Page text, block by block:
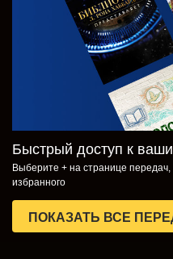
Быстрый доступ к
Выберите + на странице передач,
избранного
ПОКАЗАТЬ ВСЕ